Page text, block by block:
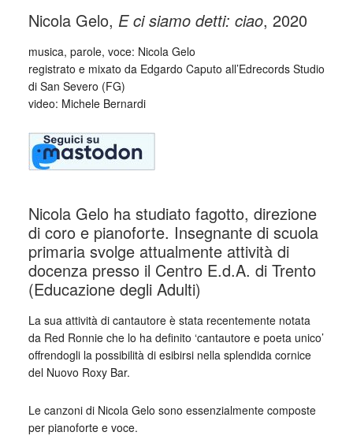
Nicola Gelo, E ci siamo detti: ciao, 2020
musica, parole, voce: Nicola Gelo
registrato e mixato da Edgardo Caputo all’Edrecords Studio
di San Severo (FG)
video: Michele Bernardi
Nicola Gelo ha studiato fagotto, direzione
di coro e pianoforte. Insegnante di scuola
primaria svolge attualmente attività di
docenza presso il Centro E.d.A. di Trento
(Educazione degli Adulti)
La sua attività di cantautore è stata recentemente notata
da Red Ronnie che lo ha definito ‘cantautore e poeta unico’
offrendogli la possibilità di esibirsi nella splendida cornice
del Nuovo Roxy Bar.
Le canzoni di Nicola Gelo sono essenzialmente composte
per pianoforte e voce.